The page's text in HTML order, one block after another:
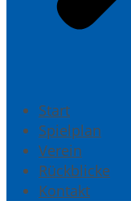
Start
Spielplan
Verein
Rückblicke
Kontakt